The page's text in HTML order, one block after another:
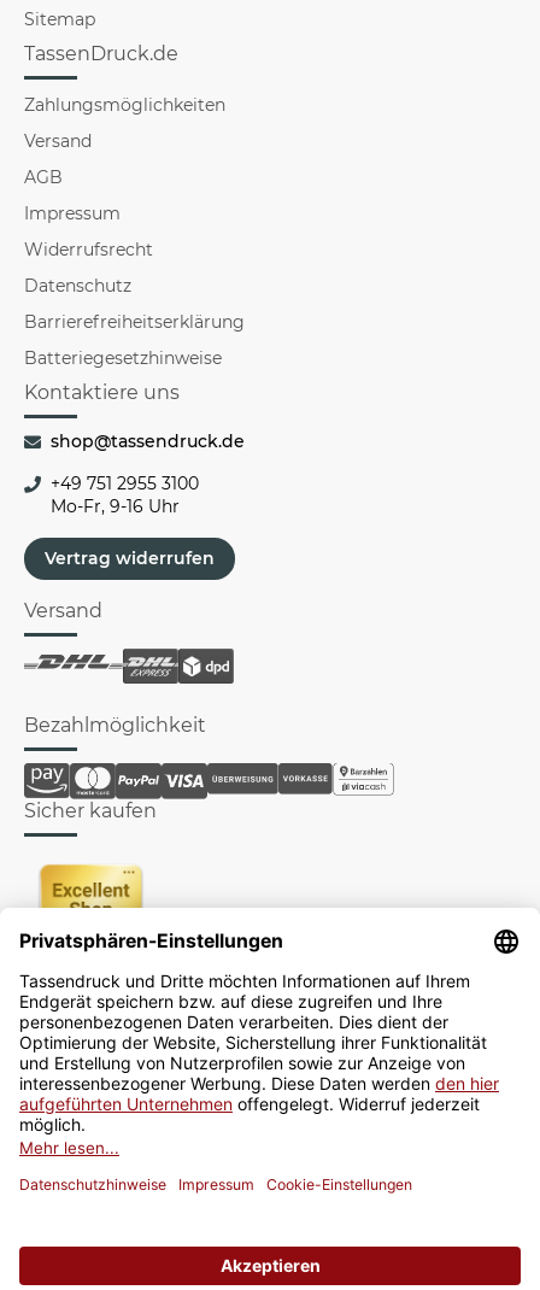
Sitemap
TassenDruck.de
Zahlungsmöglichkeiten
Versand
AGB
Impressum
Widerrufsrecht
Datenschutz
Barrierefreiheitserklärung
Batteriegesetzhinweise
Kontaktiere uns
shop@tassendruck.de
+49 751 2955 3100
Mo-Fr, 9-16 Uhr
Vertrag widerrufen
Versand
Bezahlmöglichkeit
Sicher kaufen
Newsletter